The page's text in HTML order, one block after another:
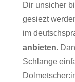
Dir unsicher
gesiezt
im
anbieten.
Schlange